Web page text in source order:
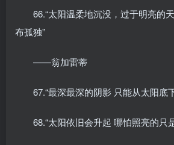
66.“太阳温柔地沉没，过于明亮的
布孤独”
——翁加雷蒂
67.“最深最深的阴影 只能从太阳底
68.“太阳依旧会升起 哪怕照亮的只